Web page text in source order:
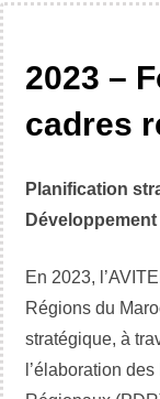
2023 –
cadres
Planification
En 2023,
Régions du
stratégique, à
l’élaboration